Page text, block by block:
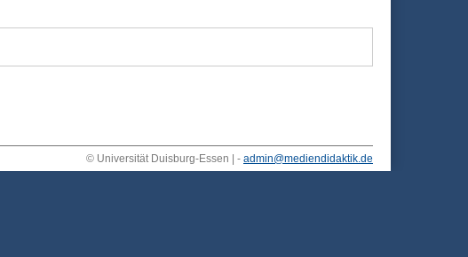
© Universität Duisburg-Essen | - admin@mediendidaktik.de